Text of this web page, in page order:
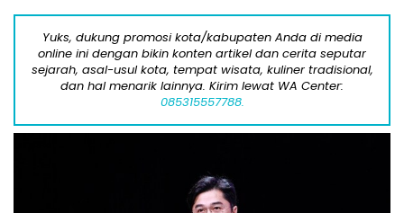
Yuks, dukung promosi kota/kabupaten Anda di media
online ini dengan bikin konten artikel dan cerita seputar
sejarah, asal-usul kota, tempat wisata, kuliner tradisional,
dan hal menarik lainnya. Kirim lewat WA Center:
085315557788.